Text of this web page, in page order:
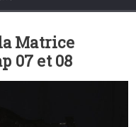
Matrice
07 et 08